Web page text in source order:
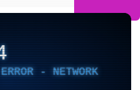
- NETWORK